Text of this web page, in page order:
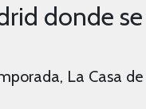
donde
La Casa